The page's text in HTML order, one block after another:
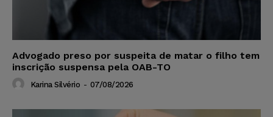
Advogado preso por suspeita de matar o filho tem
inscrição suspensa pela OAB-TO
Karina Silvério - 07/08/2026